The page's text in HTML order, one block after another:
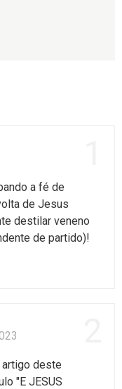
a fé de
de Jesus
destilar veneno
de partido)!
artigo deste
"E JESUS